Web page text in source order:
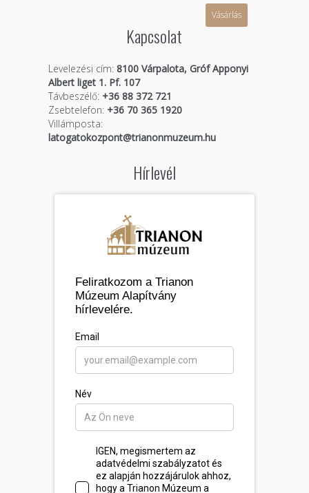
Vásárlás
Kapcsolat
Levelezési cím: 8100 Várpalota, Gróf Apponyi
Albert liget 1. Pf. 107
Távbeszélő:+36 88 372 721
Zsebtelefon:+36 70 365 1920
Villámposta:
latogatokozpont@trianonmuzeum.hu
Hírlevél